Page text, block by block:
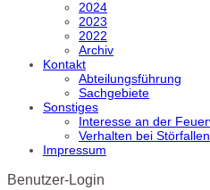
2024
2023
2022
Archiv
Kontakt
Abteilungsführung
Sachgebiete
Sonstiges
Interesse an der
Verhalten bei Störfallen
Impressum
Benutzer-Login